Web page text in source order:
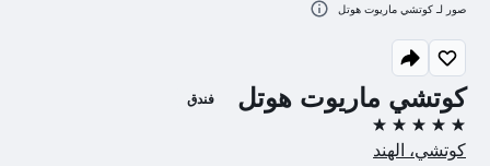
كوتشي ماريوت هوتل فندق
5 نجوم
كوتشي، الهند
صور لـ كوتشي ماريوت هوتل